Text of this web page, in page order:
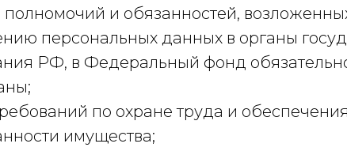
и обязанностей,
персональных данных в органы
РФ, в Федеральный фонд
по охране труда и
имущества;